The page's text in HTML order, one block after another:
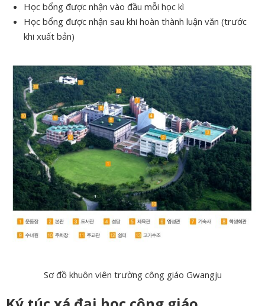
Học bổng được nhận vào đầu mỗi học kì
Học bổng được nhận sau khi hoàn thành luận văn (trước
khi xuất bản)
Sơ đồ khuôn viên trường công giáo Gwangju